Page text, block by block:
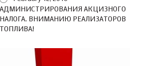
АДМИНИСТРИРОВАНИЯ АКЦИЗНОГО
НАЛОГА. ВНИМАНИЮ РЕАЛИЗАТОРОВ
ТОПЛИВА!